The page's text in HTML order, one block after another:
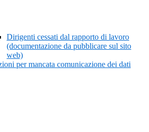
Dirigenti cessati dal rapporto di lavoro
(documentazione da pubblicare sul sito
web)
per mancata comunicazione dei dati